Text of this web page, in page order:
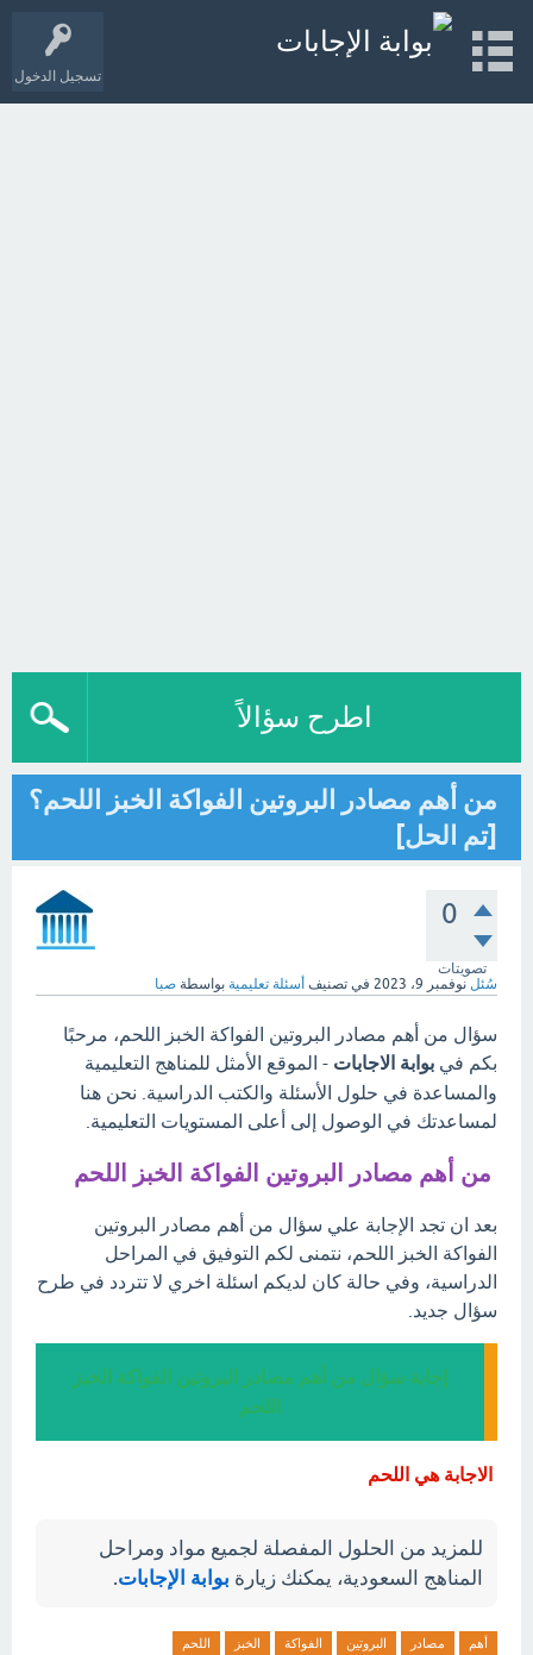
تسجيل الدخول
اطرح سؤالاً
من أهم مصادر البروتين الفواكة الخبز اللحم؟
[تم الحل]
0
تصويتات
سُئل نوفمبر 9، 2023 في تصنيف أسئلة تعليمية بواسطة صبا
سؤال من أهم مصادر البروتين الفواكة الخبز اللحم، مرحبًا
بكم في بوابة الاجابات - الموقع الأمثل للمناهج التعليمية
والمساعدة في حلول الأسئلة والكتب الدراسية. نحن هنا
لمساعدتك في الوصول إلى أعلى المستويات التعليمية.
من أهم مصادر البروتين الفواكة الخبز اللحم
بعد ان تجد الإجابة علي سؤال من أهم مصادر البروتين
الفواكة الخبز اللحم، نتمنى لكم التوفيق في المراحل
الدراسية، وفي حالة كان لديكم اسئلة اخري لا تتردد في طرح
سؤال جديد.
إجابة سؤال من أهم مصادر البروتين الفواكة الخبز
اللحم
الاجابة هي اللحم
للمزيد من الحلول المفصلة لجميع مواد ومراحل
المناهج السعودية، يمكنك زيارة بوابة الإجابات.
أهم مصادر البروتين الفواكة الخبز اللحم